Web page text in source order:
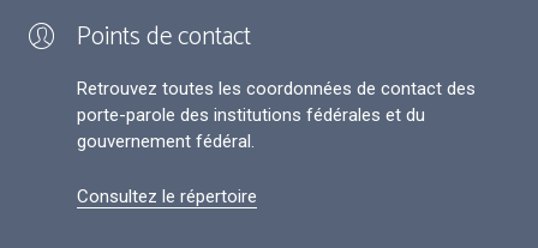
Points de contact
Retrouvez toutes les coordonnées de contact des
porte-parole des institutions fédérales et du
gouvernement fédéral.
Consultez le répertoire